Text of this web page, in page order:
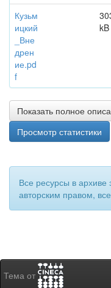
Кузьм
ицкий
_Вне
дрен
ие.pd
f
kB
Показать полное
Просмотр статистики
Все ресурсы в
авторским правом,
Тема от